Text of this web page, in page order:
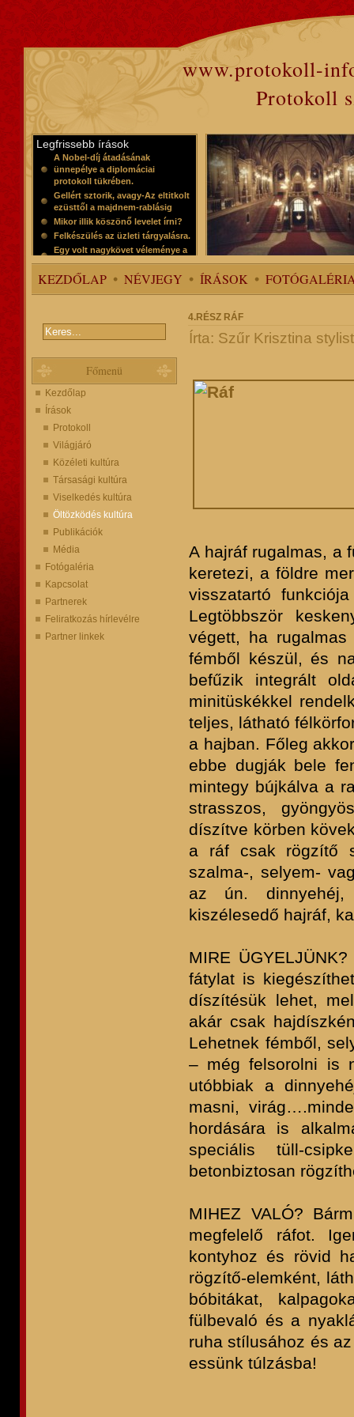
www.protokoll-
Protokoll
Legfrissebb írások
A Nobel-díj átadásának
ünnepélye a diplomáciai
protokoll tükrében.
Gellért sztorik, avagy-Az eltitkolt
ezüsttől a majdnem-rablásig
Mikor illik köszönő levelet írni?
Felkészülés az üzleti tárgyalásra.
Egy volt nagykövet véleménye a
protokollról
KEZDŐLAP NÉVJEGY ÍRÁSOK
Főmenü
Kezdőlap
Írások
Protokoll
Világjáró
Közéleti kultúra
Társasági kultúra
Viselkedés kultúra
Öltözködés kultúra
Publikációk
Média
Fotógaléria
Kapcsolat
Partnerek
Feliratkozás hírlevélre
Partner linkek
4.RÉSZ RÁF
Írta: Szűr Krisztina
A hajráf rugalmas, a
keretezi, a földre
visszatartó
Legtöbbször
végett, ha
fémből készül, és
befűzik integrált
minitüskékkel
teljes, látható
a hajban. Főleg
ebbe dugják bele
mintegy bújkálva a
strasszos,
díszítve körben
a ráf csak rögzítő
szalma-, selyem-
az ún. dinnyehéj,
kiszélesedő hajráf,
MIRE
fátylat is
díszítésük lehet,
akár csak
Lehetnek fémből,
– még felsorolni is
utóbbiak a
masni,
hordására is
speciális tüll-
betonbiztosan
MIHEZ VALÓ?
megfelelő ráfot.
kontyhoz és rövid
rögzítő-elemként,
bóbitákat,
fülbevaló és a
ruha stílusához és
essünk túlzásba!